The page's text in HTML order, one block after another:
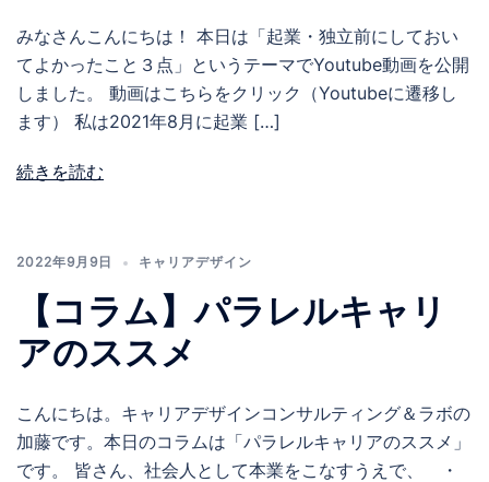
みなさんこんにちは！ 本日は「起業・独立前にしておい
てよかったこと３点」というテーマでYoutube動画を公開
しました。 動画はこちらをクリック（Youtubeに遷移し
ます） 私は2021年8月に起業 […]
続きを読む
2022年9月9日 キャリアデザイン
【コラム】パラレルキャリ
アのススメ
こんにちは。キャリアデザインコンサルティング＆ラボの
加藤です。本日のコラムは「パラレルキャリアのススメ」
です。 皆さん、社会人として本業をこなすうえで、 ・